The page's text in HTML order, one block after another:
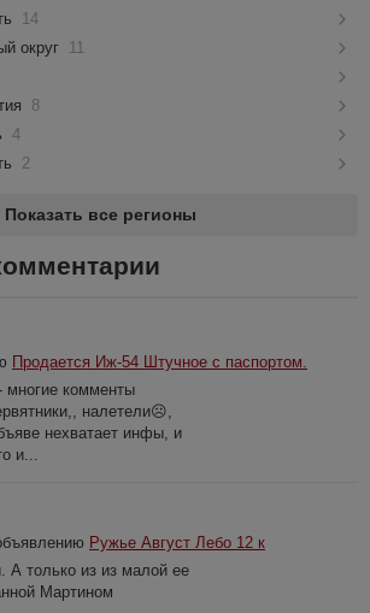
14
округ
11
8
4
2
Показать все регионы
Продается Иж-54 Штучное с паспортом.
комменты
налетели☹️,
нехватает инфы, и
и...
Ружье Август Лебо 12 к
А только из из малой ее
Мартином